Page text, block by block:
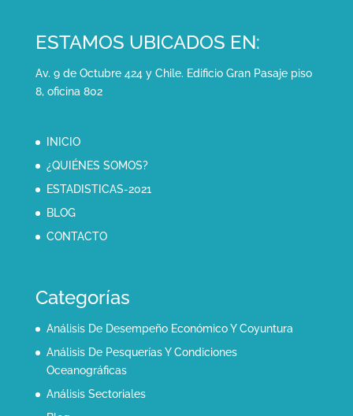
ESTAMOS UBICADOS EN:
Av. 9 de Octubre 424 y Chile. Edificio Gran Pasaje piso
8, oficina 802
INICIO
¿QUIÉNES SOMOS?
ESTADISTICAS-2021
BLOG
CONTACTO
Categorías
Análisis De Desempeño Económico Y Coyuntura
Análisis De Pesquerías Y Condiciones
Oceanográficas
Análisis Sectoriales